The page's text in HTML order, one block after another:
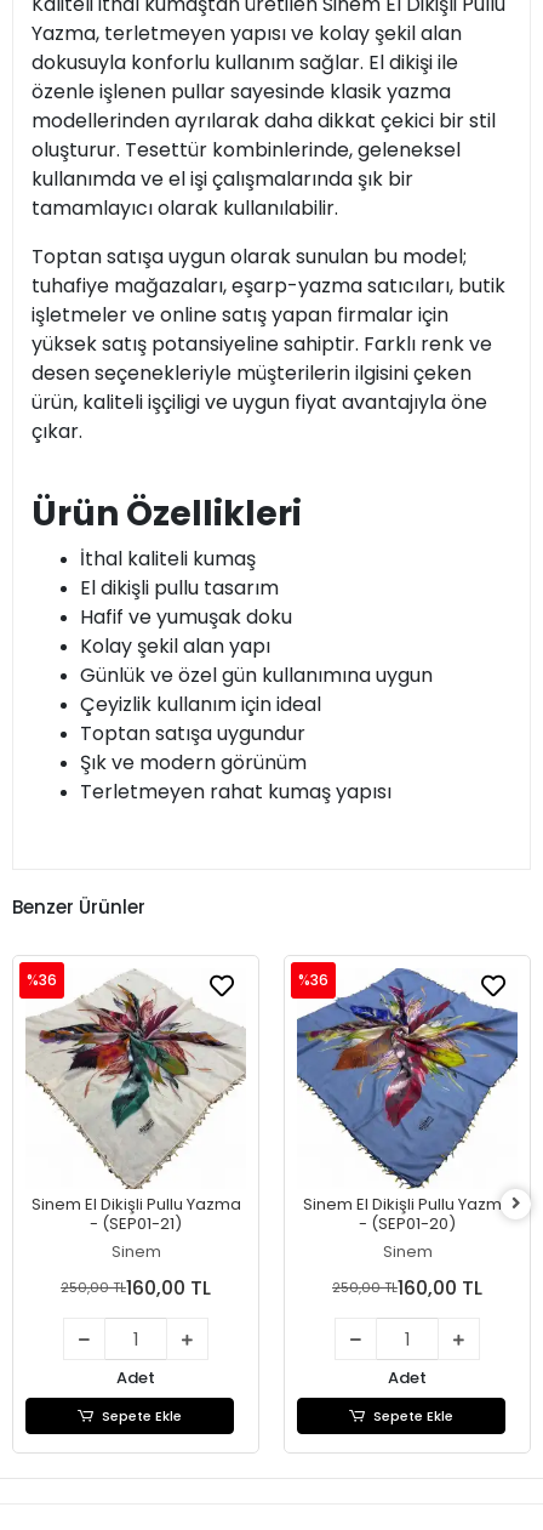
Yazma, terletmeyen yapısı ve kolay şekil alan
dokusuyla konforlu kullanım sağlar. El dikişi ile
özenle işlenen pullar sayesinde klasik yazma
modellerinden ayrılarak daha dikkat çekici bir stil
oluşturur. Tesettür kombinlerinde, geleneksel
kullanımda ve el işi çalışmalarında şık bir
tamamlayıcı olarak kullanılabilir.
Toptan satışa uygun olarak sunulan bu model;
tuhafiye mağazaları, eşarp-yazma satıcıları, butik
işletmeler ve online satış yapan firmalar için
yüksek satış potansiyeline sahiptir. Farklı renk ve
desen seçenekleriyle müşterilerin ilgisini çeken
ürün, kaliteli işçiligi ve uygun fiyat avantajıyla öne
çıkar.
Ürün Özellikleri
İthal kaliteli kumaş
El dikişli pullu tasarım
Hafif ve yumuşak doku
Kolay şekil alan yapı
Günlük ve özel gün kullanımına uygun
Çeyizlik kullanım için ideal
Toptan satışa uygundur
Şık ve modern görünüm
Terletmeyen rahat kumaş yapısı
Benzer Ürünler
Sinem El Dikişli Pullu Yazma
- (SEP01-21)
Sinem
%36
250,00 TL160,00 TL
Adet
Sepete Ekle
Sinem El Dikişli Pullu Yazma
- (SEP01-20)
Sinem
%36
250,00 TL160,00 TL
Adet
Sepete Ekle